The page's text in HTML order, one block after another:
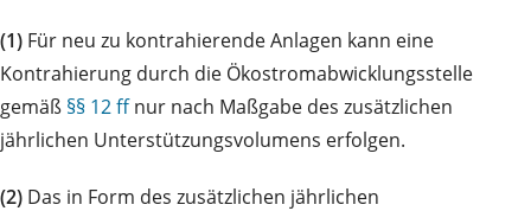
(1) Für neu zu kontrahierende Anlagen kann eine
Kontrahierung durch die Ökostromabwicklungsstelle
gemäß §§ 12 ffnur nach Maßgabe des zusätzlichen
jährlichen Unterstützungsvolumens erfolgen.
(2) Das in Form des zusätzlichen jährlichen